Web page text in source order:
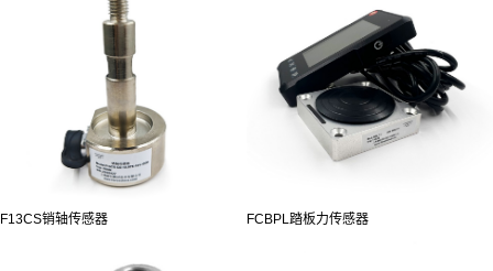
F13CS销轴传感器 FCBPL踏板力传感器